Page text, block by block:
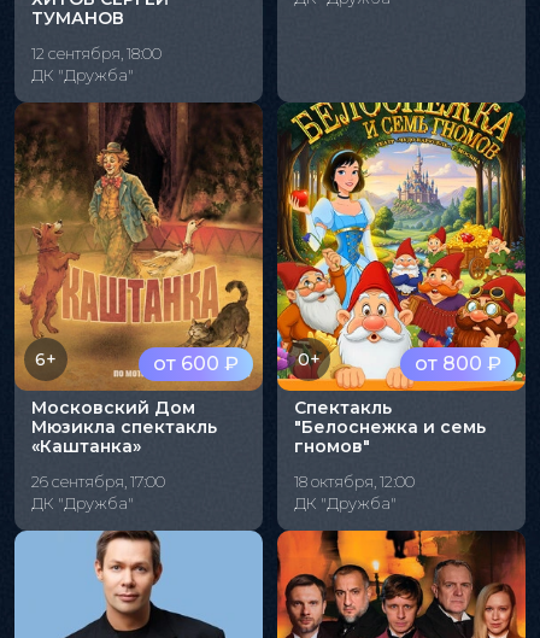
ТУМАНОВ
12 сентября, 18:00
ДК "Дружба"
от 600 ₽
6+
Московский Дом
Мюзикла спектакль
«Каштанка»
26 сентября, 17:00
ДК "Дружба"
от 800 ₽
0+
Спектакль
"Белоснежка и семь
гномов"
18 октября, 12:00
ДК "Дружба"